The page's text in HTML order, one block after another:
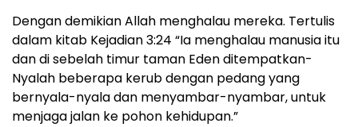
Dengan demikian Allah menghalau mereka. Tertulis
dalam kitab Kejadian 3:24 “Ia menghalau manusia itu
dan di sebelah timur taman Eden ditempatkan-
Nyalah beberapa kerub dengan pedang yang
bernyala-nyala dan menyambar-nyambar, untuk
menjaga jalan ke pohon kehidupan.”